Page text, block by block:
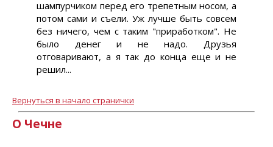
шампурчиком перед его трепетным носом, а
потом сами и съели. Уж лучше быть совсем
без ничего, чем с таким "приработком". Не
было денег и не надо. Друзья
отговаривают, а я так до конца еще и не
решил...
Вернуться в начало странички
О Чечне